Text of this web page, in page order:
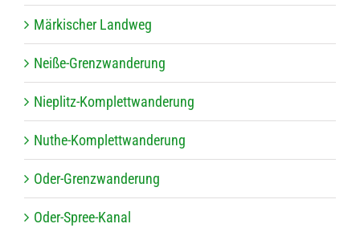
Mär­ki­scher Landweg
Neiße-Grenz­wan­de­rung
Nie­plitz-Kom­plett­wan­de­rung
Nuthe-Kom­plett­wan­de­rung
Oder-Grenz­wan­de­rung
Oder-Spree-Kanal